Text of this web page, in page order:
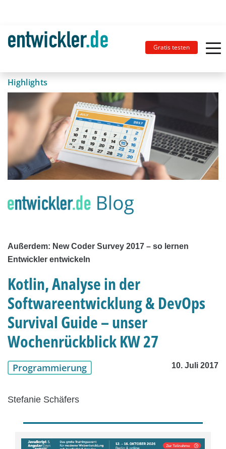
Gratis testen
Highlights
Außerdem: New Coder Survey 2017 – so lernen
Entwickler entwickeln
Kotlin, Analyse in der
Softwareentwicklung & DevOps
Survival Guide – unser
Wochenrückblick KW 27
Programmierung 10. Juli 2017
Stefanie Schäfers